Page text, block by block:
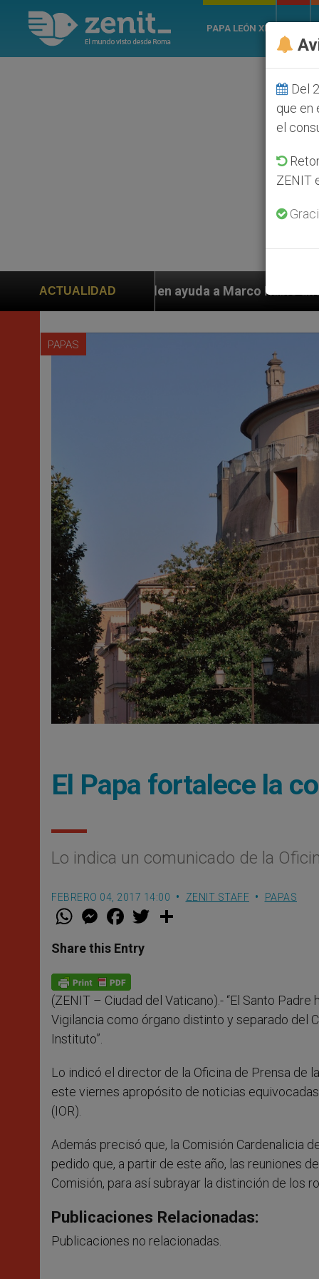
PAPA LEÓN XIV
ACTUALIDAD
ayuda a Marco Rubio ante persecución de colonos
PAPAS
El Papa fortalece la
Lo indica un comunicado de la
FEBRERO 04, 2017 14:00 ZENIT STAFF PAPAS
W
t
s
p
p
M
e
s
e
g
e
F
a
e
b
o
k
w
Share this Entry
(ZENIT – Ciudad del Vaticano).- “El Santo
Vigilancia como órgano distinto y separado del
Instituto”.
Lo indicó el director de la Oficina de Prensa de
este viernes apropósito de noticias
(IOR).
Además precisó que, la Comisión Cardenalicia
pedido que, a partir de este año, las reuniones
Comisión, para así subrayar la distinción de los
Publicaciones Relacionadas:
Publicaciones no relacionadas.
Del
que en
el
ZENIT